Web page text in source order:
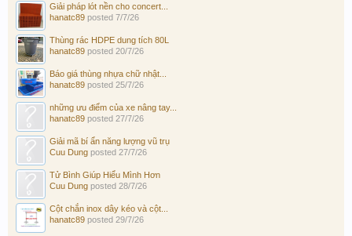
Giải pháp lót nền cho concert...
hanatc89 posted 7/7/26
Thùng rác HDPE dung tích 80L
hanatc89 posted 20/7/26
Báo giá thùng nhựa chữ nhật...
hanatc89 posted 25/7/26
những ưu điểm của xe nâng tay...
hanatc89 posted 27/7/26
Giải mã bí ẩn năng lượng vũ trụ
Cuu Dung posted 27/7/26
Tử Bình Giúp Hiểu Mình Hơn
Cuu Dung posted 28/7/26
Cột chắn inox dây kéo và cột...
hanatc89 posted 29/7/26